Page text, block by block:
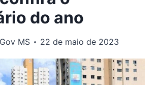
do ano
MS 22 de maio de 2023